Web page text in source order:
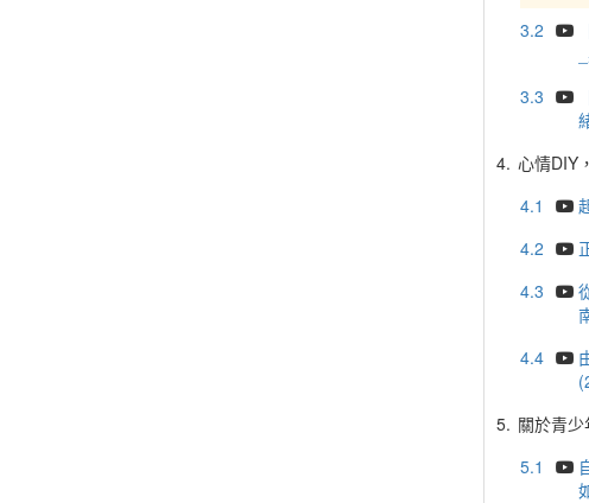
3.2
3.3
4. 心情DIY
4.1
4.2
4.3
4.4
5. 關於青
5.1